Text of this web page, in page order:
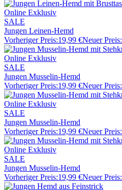
Online Exklusiv
SALE
Jungen Leinen-Hemd
Vorheriger Preis:19,99 €Neuer Preis:
Online Exklusiv
SALE
Jungen Musselin-Hemd
Vorheriger Preis:19,99 €Neuer Preis:
Online Exklusiv
SALE
Jungen Musselin-Hemd
Vorheriger Preis:19,99 €Neuer Preis:
Online Exklusiv
SALE
Jungen Musselin-Hemd
Vorheriger Preis:19,99 €Neuer Preis: